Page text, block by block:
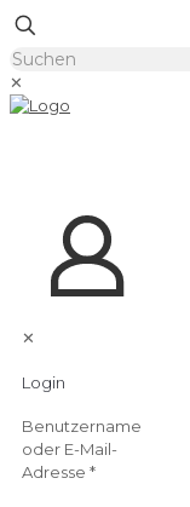
✕
✕
Login
Benutzername
oder E-Mail-
Adresse *